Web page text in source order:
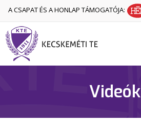
A CSAPAT ÉS A HONLAP TÁMOGATÓJA:
Videók